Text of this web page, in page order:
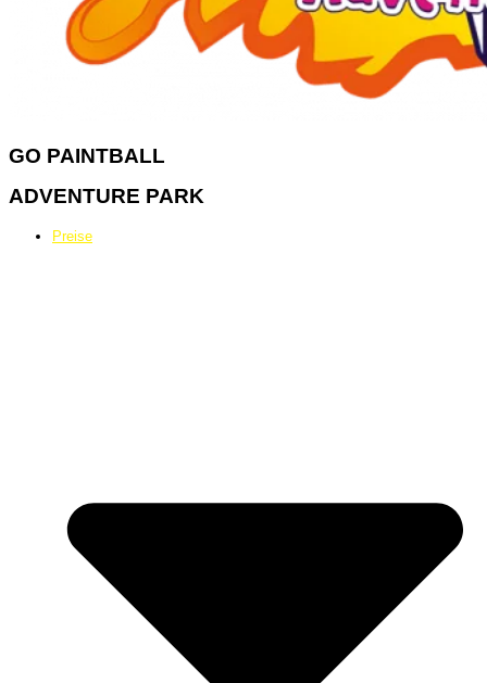
GO PAINTBALL
ADVENTURE PARK
Preise